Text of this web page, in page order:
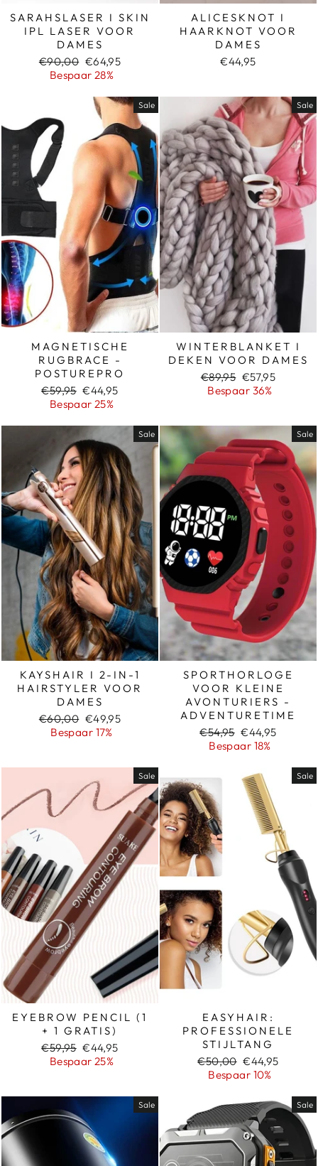
SARAHSLASER I SKIN
IPL LASER VOOR
DAMES
Normale
prijs
€90,00 Sale
prijs
€64,95
Bespaar 28%
ALICESKNOT I
HAARKNOT VOOR
DAMES
€44,95
Sale
MAGNETISCHE
RUGBRACE -
POSTUREPRO
Normale
prijs
€59,95 Sale
prijs
€44,95
Bespaar 25%
Sale
WINTERBLANKET I
DEKEN VOOR DAMES
Normale
prijs
€89,95 Sale
prijs
€57,95
Bespaar 36%
Sale
KAYSHAIR I 2-IN-1
HAIRSTYLER VOOR
DAMES
Normale
prijs
€60,00 Sale
prijs
€49,95
Bespaar 17%
Sale
SPORTHORLOGE
VOOR KLEINE
AVONTURIERS -
ADVENTURETIME
Normale
prijs
€54,95 Sale
prijs
€44,95
Bespaar 18%
Sale
EYEBROW PENCIL (1
+ 1 GRATIS)
Normale
prijs
€59,95 Sale
prijs
€44,95
Bespaar 25%
Sale
EASYHAIR:
PROFESSIONELE
STIJLTANG
Normale
prijs
€50,00 Sale
prijs
€44,95
Bespaar 10%
Sale Sale